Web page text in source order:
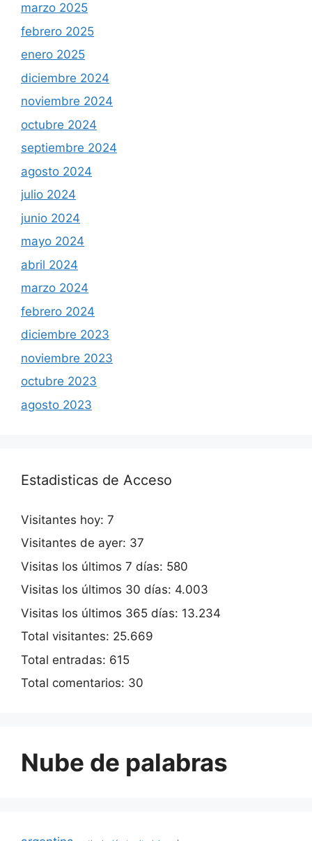
marzo 2025
febrero 2025
enero 2025
diciembre 2024
noviembre 2024
octubre 2024
septiembre 2024
agosto 2024
julio 2024
junio 2024
mayo 2024
abril 2024
marzo 2024
febrero 2024
diciembre 2023
noviembre 2023
octubre 2023
agosto 2023
Estadisticas de Acceso
Visitantes hoy: 7
Visitantes de ayer: 37
Visitas los últimos 7 días: 580
Visitas los últimos 30 días: 4.003
Visitas los últimos 365 días: 13.234
Total visitantes: 25.669
Total entradas: 615
Total comentarios: 30
Nube de palabras